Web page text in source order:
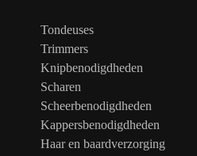
Tondeuses
Trimmers
Knipbenodigdheden
Scharen
Scheerbenodigdheden
Kappersbenodigdheden
Haar en baardverzorging